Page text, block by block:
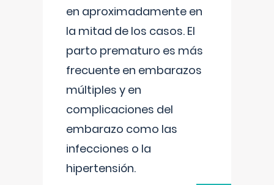
en aproximadamente en
la mitad de los casos. El
parto prematuro es más
frecuente en embarazos
múltiples y en
complicaciones del
embarazo como las
infecciones o la
hipertensión.